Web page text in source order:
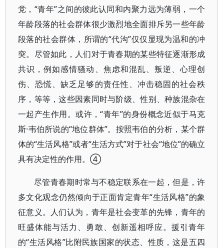
党，“青年”之间的彼此认同和内聚力远为薄弱，一个
年龄段落的社会群体很少激烈地全面排斥另一些年龄
段落的社会群体，所谓的“代沟”仅仅显现为温和的冲
突。尽管如此，人们对于青春期的某些特征逐渐形成
共识，例如感情骚动、焦虑和混乱、叛逆、心理创
伤、恐慌、缺乏足够的责任性、冲击稳固的社会秩
序，等等，这些因素同时与阶级、性别、种族混杂在
一起产生作用。或许，“青年”的身份概念近似于马克
斯·韦伯所说的“地位群体”。按照韦伯的分析，某个群
体的“生活风格”或者“生活方式”对于社会“地位”的确立
具有决定性的作用。④
尽管青春期时常与不稳定联系在一起，但是，许
多文化观念仍然倾向于正面肯定青年“生活风格”的象
征意义。人们认为，青年是社会变革的先锋，青年的
旺盛体能与活力、勇敢、创新遥相呼应。援引青年
的“生活风格”比附民族国家的状态、性质，这是五四